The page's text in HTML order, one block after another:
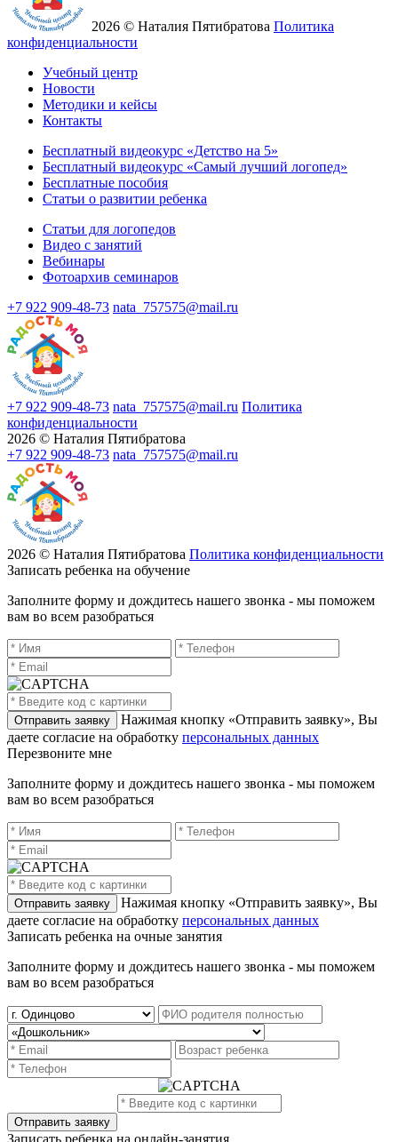
2026 © Наталия Пятибратова Политика
конфиденциальности
Учебный центр
Новости
Методики и кейсы
Контакты
Бесплатный видеокурс «Детство на 5»
Бесплатный видеокурс «Самый лучший логопед»
Бесплатные пособия
Статьи о развитии ребенка
Статьи для логопедов
Видео с занятий
Вебинары
Фотоархив семинаров
+7 922 909-48-73 nata_757575@mail.ru
+7 922 909-48-73 nata_757575@mail.ru Политика
конфиденциальности
2026 © Наталия Пятибратова
+7 922 909-48-73 nata_757575@mail.ru
2026 © Наталия Пятибратова Политика конфиденциальности
Записать ребенка на обучение
Заполните форму и дождитесь нашего звонка - мы поможем
вам во всем разобраться
Нажимая кнопку «Отправить заявку», Вы
даете согласие на обработку персональных данных
Перезвоните мне
Заполните форму и дождитесь нашего звонка - мы поможем
вам во всем разобраться
Нажимая кнопку «Отправить заявку», Вы
даете согласие на обработку персональных данных
Записать ребенка на очные занятия
Заполните форму и дождитесь нашего звонка - мы поможем
вам во всем разобраться